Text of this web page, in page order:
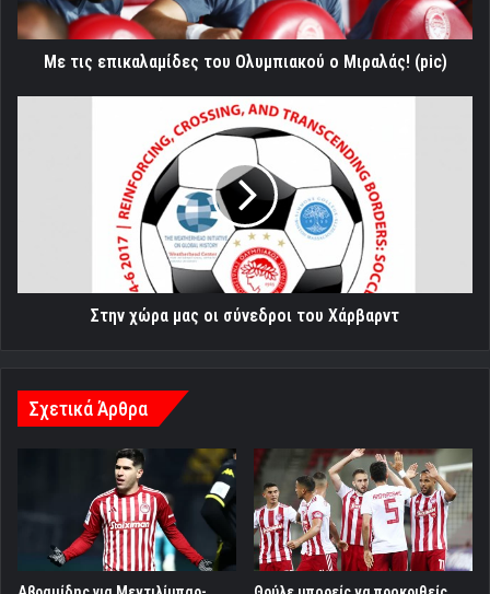
(pic)
Με τις επικαλαμίδες του Ολυμπιακού ο Μιραλάς! (pic)
Στην χώρα μας οι σύνεδροι του Χάρβαρντ
Σχετικά Άρθρα